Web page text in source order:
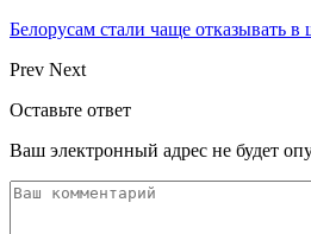
Белорусам стали чаще отказывать в
Prev Next
Оставьте ответ
Ваш электронный адрес не будет